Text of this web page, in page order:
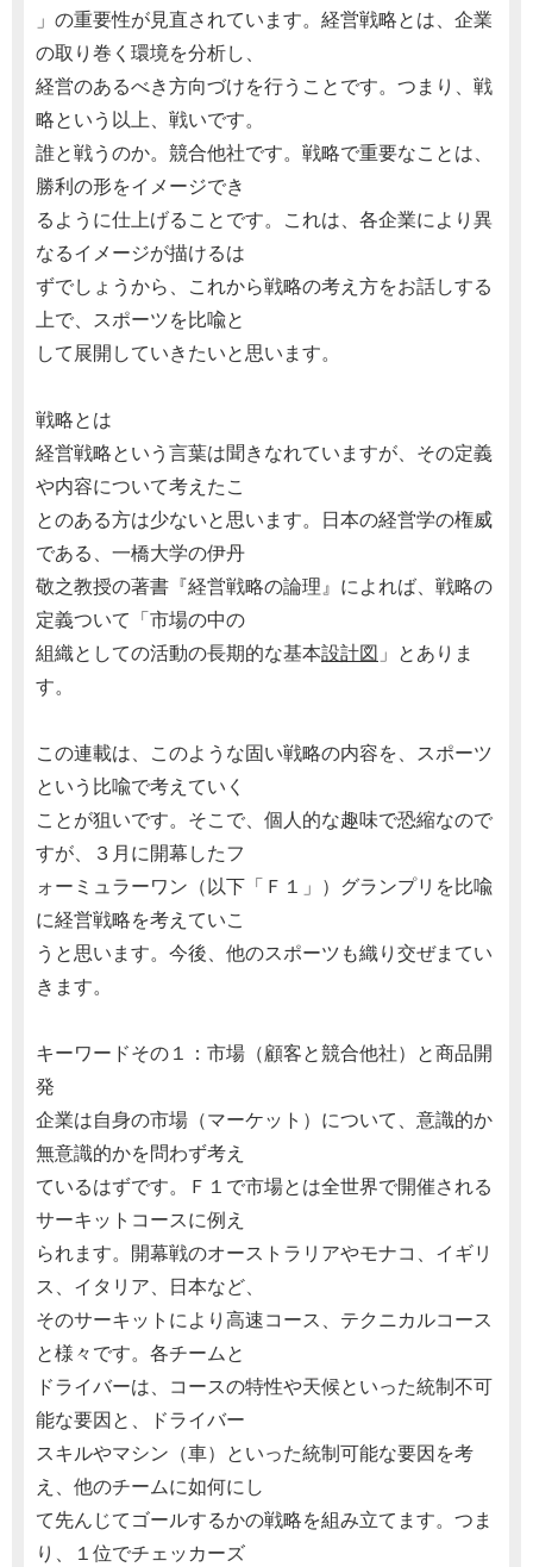
」の重要性が見直されています。経営戦略とは、企業
の取り巻く環境を分析し、
経営のあるべき方向づけを行うことです。つまり、戦
略という以上、戦いです。
誰と戦うのか。競合他社です。戦略で重要なことは、
勝利の形をイメージでき
るように仕上げることです。これは、各企業により異
なるイメージが描けるは
ずでしょうから、これから戦略の考え方をお話しする
上で、スポーツを比喩と
して展開していきたいと思います。
戦略とは
経営戦略という言葉は聞きなれていますが、その定義
や内容について考えたこ
とのある方は少ないと思います。日本の経営学の権威
である、一橋大学の伊丹
敬之教授の著書『経営戦略の論理』によれば、戦略の
定義ついて「市場の中の
組織としての活動の長期的な基本設計図 」とありま
す。
この連載は、このような固い戦略の内容を、スポーツ
という比喩で考えていく
ことが狙いです。そこで、個人的な趣味で恐縮なので
すが、３月に開幕したフ
ォーミュラーワン（以下「Ｆ１」）グランプリを比喩
に経営戦略を考えていこ
うと思います。今後、他のスポーツも織り交ぜまてい
きます。
キーワードその１：市場（顧客と競合他社）と商品開
発
企業は自身の市場（マーケット）について、意識的か
無意識的かを問わず考え
ているはずです。Ｆ１で市場とは全世界で開催される
サーキットコースに例え
られます。開幕戦のオーストラリアやモナコ、イギリ
ス、イタリア、日本など、
そのサーキットにより高速コース、テクニカルコース
と様々です。各チームと
ドライバーは、コースの特性や天候といった統制不可
能な要因と、ドライバー
スキルやマシン（車）といった統制可能な要因を考
え、他のチームに如何にし
て先んじてゴールするかの戦略を組み立てます。つま
り、１位でチェッカーズ